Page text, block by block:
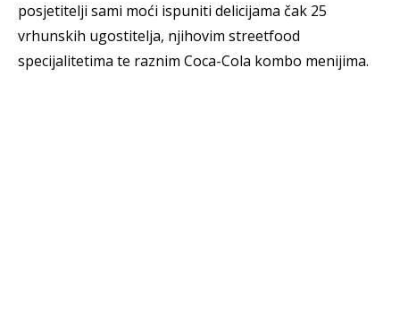
posjetitelji sami moći ispuniti delicijama čak 25
vrhunskih ugostitelja, njihovim streetfood
specijalitetima te raznim Coca-Cola kombo menijima.